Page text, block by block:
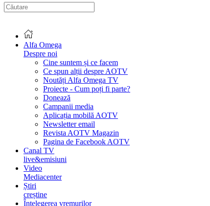
Alfa Omega
Despre noi
Cine suntem și ce facem
Ce spun alții despre AOTV
Noutăți Alfa Omega TV
Proiecte - Cum poți fi parte?
Donează
Campanii media
Aplicația mobilă AOTV
Newsletter email
Revista AOTV Magazin
Pagina de Facebook AOTV
Canal TV
live&emisiuni
Video
Mediacenter
Știri
creștine
Înțelegerea vremurilor